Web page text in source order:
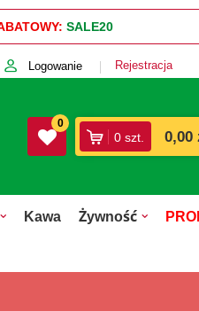
SALE20
Logowanie Rejestracja
0
0 szt. 0,00
Kawa Żywność